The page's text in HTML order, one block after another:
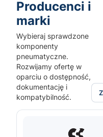
Producenci i
marki
Wybieraj sprawdzone
komponenty
pneumatyczne.
Rozwijamy ofertę w
oparciu o dostępność,
dokumentację i
kompatybilność.